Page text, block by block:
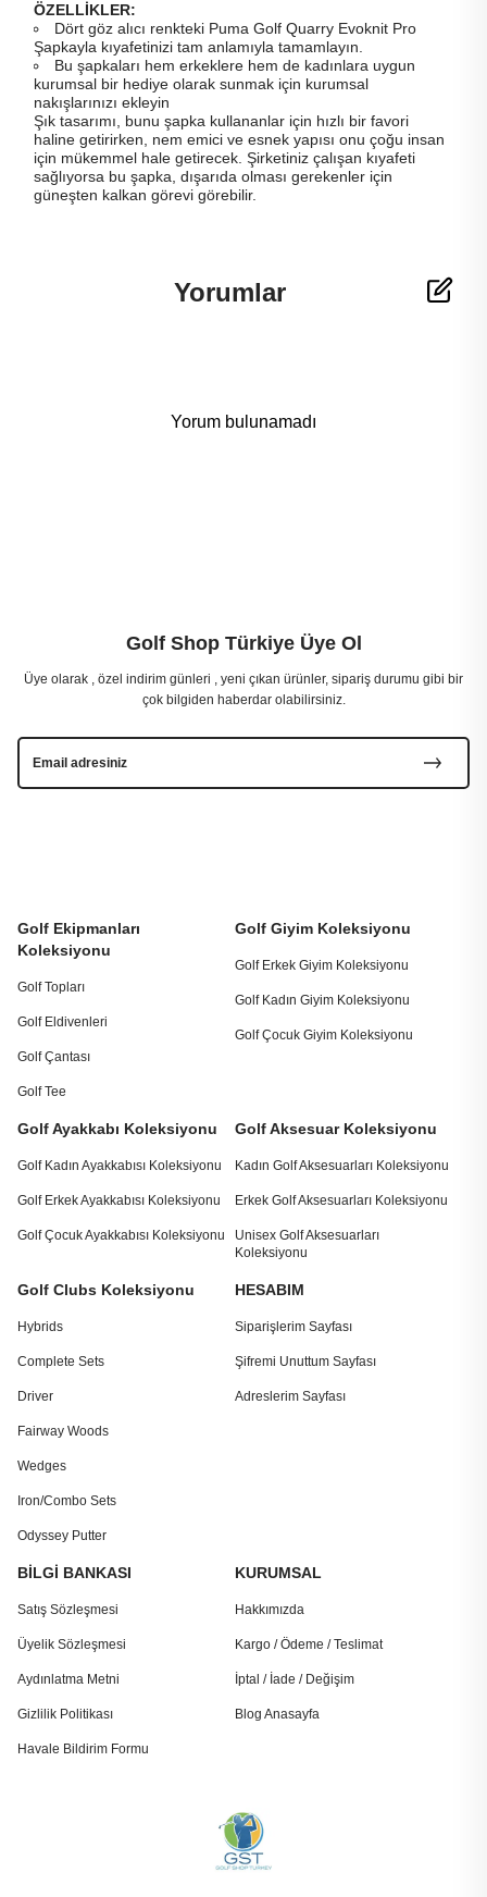
ÖZELLİKLER:
Dört göz alıcı renkteki Puma Golf Quarry Evoknit Pro
Şapkayla kıyafetinizi tam anlamıyla tamamlayın.
Bu şapkaları hem erkeklere hem de kadınlara uygun
kurumsal bir hediye olarak sunmak için kurumsal
nakışlarınızı ekleyin
Şık tasarımı, bunu şapka kullananlar için hızlı bir favori
haline getirirken, nem emici ve esnek yapısı onu çoğu insan
için mükemmel hale getirecek. Şirketiniz çalışan kıyafeti
sağlıyorsa bu şapka, dışarıda olması gerekenler için
güneşten kalkan görevi görebilir.
Yorumlar
Yorum bulunamadı
Golf Ekipmanları
Koleksiyonu
Golf Topları
Golf Eldivenleri
Golf Çantası
Golf Tee
Golf Giyim Koleksiyonu
Golf Erkek Giyim Koleksiyonu
Golf Kadın Giyim Koleksiyonu
Golf Çocuk Giyim Koleksiyonu
Golf Ayakkabı Koleksiyonu
Golf Kadın Ayakkabısı Koleksiyonu
Golf Erkek Ayakkabısı Koleksiyonu
Golf Çocuk Ayakkabısı Koleksiyonu
Golf Aksesuar Koleksiyonu
Kadın Golf Aksesuarları Koleksiyonu
Erkek Golf Aksesuarları Koleksiyonu
Unisex Golf Aksesuarları
Koleksiyonu
Golf Clubs Koleksiyonu
Hybrids
Complete Sets
Driver
Fairway Woods
Wedges
Iron/Combo Sets
Odyssey Putter
HESABIM
Siparişlerim Sayfası
Şifremi Unuttum Sayfası
Adreslerim Sayfası
BİLGİ BANKASI
Satış Sözleşmesi
Üyelik Sözleşmesi
Aydınlatma Metni
Gizlilik Politikası
Havale Bildirim Formu
KURUMSAL
Hakkımızda
Kargo / Ödeme / Teslimat
İptal / İade / Değişim
Blog Anasayfa
Golf Shop Türkiye Üye Ol
Üye olarak , özel indirim günleri , yeni çıkan ürünler, sipariş durumu gibi bir
çok bilgiden haberdar olabilirsiniz.